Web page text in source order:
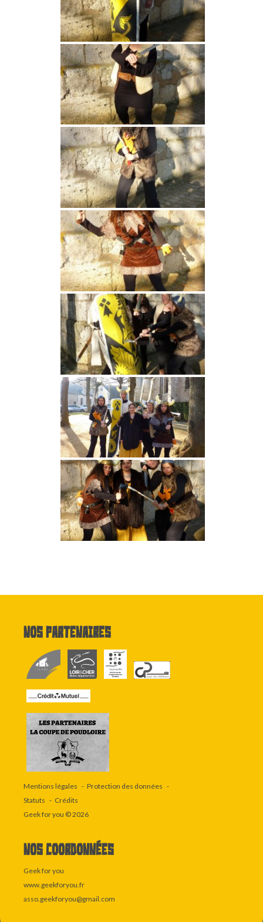
Nos partenaires
Mentions légales
Protection des données
Statuts
Crédits
Geek for you © 2026
Nos coordonnées
Geek for you
www.geekforyou.fr
asso.geekforyou@gmail.com